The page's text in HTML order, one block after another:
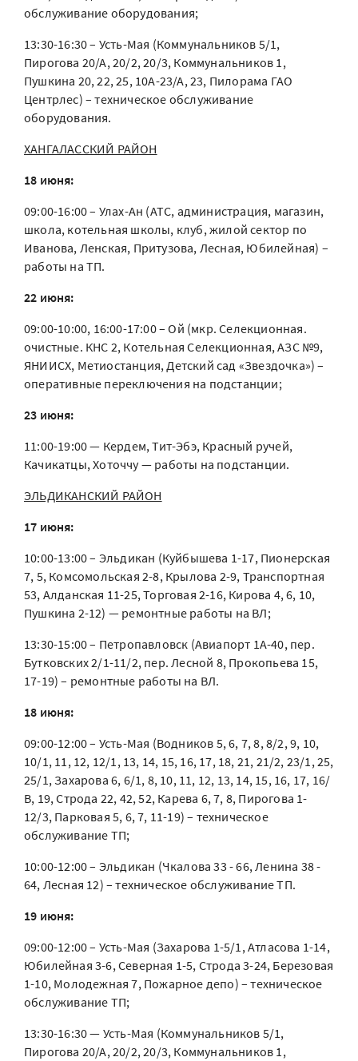
обслуживание оборудования;
13:30-16:30 – Усть-Мая (Коммунальников 5/1,
Пирогова 20/А, 20/2, 20/3, Коммунальников 1,
Пушкина 20, 22, 25, 10А-23/А, 23, Пилорама ГАО
Центрлес) – техническое обслуживание
оборудования.
ХАНГАЛАССКИЙ РАЙОН
18 июня:
09:00-16:00 – Улах-Ан (АТС, администрация, магазин,
школа, котельная школы, клуб, жилой сектор по
Иванова, Ленская, Притузова, Лесная, Юбилейная) –
работы на ТП.
22 июня:
09:00-10:00, 16:00-17:00 – Ой (мкр. Селекционная.
очистные. КНС 2, Котельная Селекционная, АЗС №9,
ЯНИИСХ, Метиостанция, Детский сад «Звездочка») –
оперативные переключения на подстанции;
23 июня:
11:00-19:00 — Кердем, Тит-Эбэ, Красный ручей,
Качикатцы, Хоточчу — работы на подстанции.
ЭЛЬДИКАНСКИЙ РАЙОН
17 июня:
10:00-13:00 – Эльдикан (Куйбышева 1-17, Пионерская
7, 5, Комсомольская 2-8, Крылова 2-9, Транспортная
53, Алданская 11-25, Торговая 2-16, Кирова 4, 6, 10,
Пушкина 2-12) — ремонтные работы на ВЛ;
13:30-15:00 – Петропавловск (Авиапорт 1А-40, пер.
Бутковских 2/1-11/2, пер. Лесной 8, Прокопьева 15,
17-19) – ремонтные работы на ВЛ.
18 июня:
09:00-12:00 – Усть-Мая (Водников 5, 6, 7, 8, 8/2, 9, 10,
10/1, 11, 12, 12/1, 13, 14, 15, 16, 17, 18, 21, 21/2, 23/1, 25,
25/1, Захарова 6, 6/1, 8, 10, 11, 12, 13, 14, 15, 16, 17, 16/
В, 19, Строда 22, 42, 52, Карева 6, 7, 8, Пирогова 1-
12/3, Парковая 5, 6, 7, 11-19) – техническое
обслуживание ТП;
10:00-12:00 – Эльдикан (Чкалова 33 - 66, Ленина 38 -
64, Лесная 12) – техническое обслуживание ТП.
19 июня:
09:00-12:00 – Усть-Мая (Захарова 1-5/1, Атласова 1-14,
Юбилейная 3-6, Северная 1-5, Строда 3-24, Березовая
1-10, Молодежная 7, Пожарное депо) – техническое
обслуживание ТП;
13:30-16:30 — Усть-Мая (Коммунальников 5/1,
Пирогова 20/А, 20/2, 20/3, Коммунальников 1,